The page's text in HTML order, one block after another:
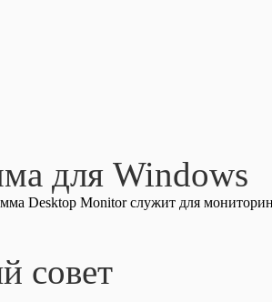
для Windows
Desktop Monitor служит для
совет